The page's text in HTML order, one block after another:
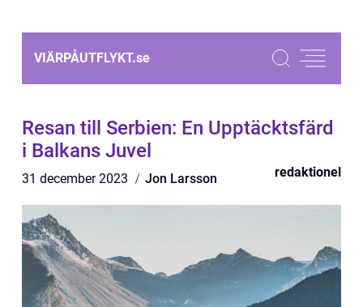
VIÄRPÅUTFLYKT.se
Resan till Serbien: En Upptäcktsfärd
i Balkans Juvel
31 december 2023 Jon Larsson redaktionel